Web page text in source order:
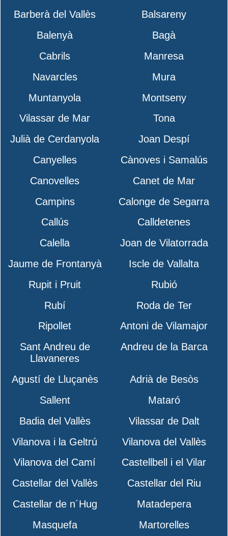
Barberà del Vallès
Balsareny
Balenyà
Bagà
Cabrils
Manresa
Navarcles
Mura
Muntanyola
Montseny
Vilassar de Mar
Tona
Julià de Cerdanyola
Joan Despí
Canyelles
Cànoves i Samalús
Canovelles
Canet de Mar
Campins
Calonge de Segarra
Callús
Calldetenes
Calella
Joan de Vilatorrada
Jaume de Frontanyà
Iscle de Vallalta
Rupit i Pruit
Rubió
Rubí
Roda de Ter
Ripollet
Antoni de Vilamajor
Sant Andreu de
Llavaneres
Andreu de la Barca
Agustí de Lluçanès
Adrià de Besòs
Sallent
Mataró
Badia del Vallès
Vilassar de Dalt
Vilanova i la Geltrú
Vilanova del Vallès
Vilanova del Camí
Castellbell i el Vilar
Castellar del Vallès
Castellar del Riu
Castellar de n´Hug
Matadepera
Masquefa
Martorelles